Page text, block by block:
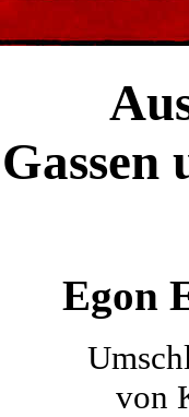
Gassen
Egon
von